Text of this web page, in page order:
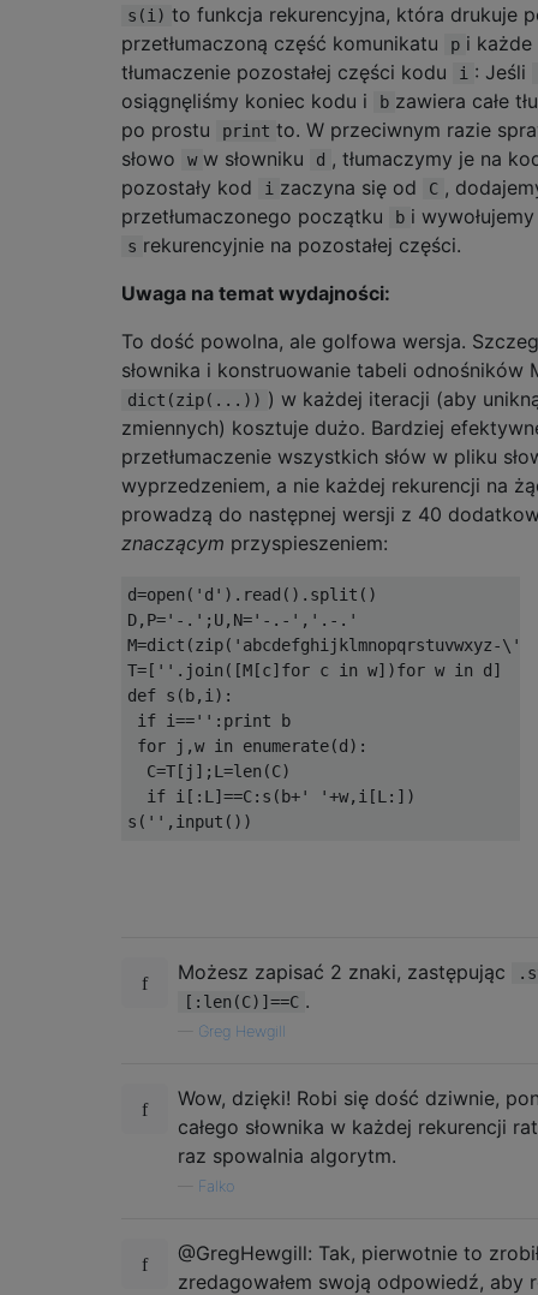
s(i) to funkcja rekurencyjna, która drukuje
przetłumaczoną część komunikatu
p i każde
tłumaczenie pozostałej części kodu
i : Jeśli
osiągnęliśmy koniec kodu i
b zawiera całe
po prostu
print to. W przeciwnym razie
słowo
w w słowniku d , tłumaczymy je na
pozostały kod
i zaczyna się od C ,
przetłumaczonego początku
b i
s rekurencyjnie na pozostałej części.
Uwaga na temat wydajności:
To dość powolna, ale golfowa wersja.
słownika i konstruowanie tabeli odnośników
dict(zip(...)) ) w każdej iteracji (aby
zmiennych) kosztuje dużo. Bardziej
przetłumaczenie wszystkich słów w pliku
wyprzedzeniem, a nie każdej rekurencji na
prowadzą do następnej wersji z 40
znaczącym przyspieszeniem:
d=open('d').read().split()
D,P='-.';U,N='-.-','.-.'
T=[''.join([M[c]for c in w])for w in d]
def s(b,i):
if i=='':print b
for j,w in enumerate(d):
  C=T[j];L=len(C)
  if i[:L]==C:s(b+' '+w,i[L:])
Możesz zapisać 2 znaki, zastępując
[:len(C)]==C .
Greg Hewgill
Wow, dzięki! Robi się dość dziwnie,
całego słownika w każdej rekurencji
raz spowalnia algorytm.
Falko
@GregHewgill: Tak, pierwotnie to
zredagowałem swoją odpowiedź, aby